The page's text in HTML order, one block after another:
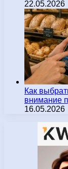
22.05.2026
Как
внимание
16.05.2026